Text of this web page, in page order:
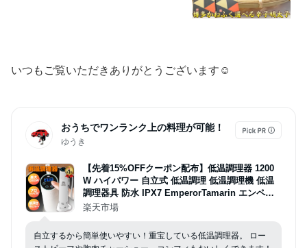
いつもご覧いただきありがとうございます☺︎
おうちでワンランク上の料理が可能！
ゆうき
【先着15%OFFクーポン配布】低温調理器 1200
W ハイパワー 自立式 低温調理 低温調理機 低温
調理器具 防水 IPX7 EmperorTamarin エンペラ
ータマリン スロークッカー タイマー 温度設定 タ
ーフ レシピ キッチン家電 ギフト
楽天市場
自立するから簡単使いやすい！重宝している低温調理器。 ロー